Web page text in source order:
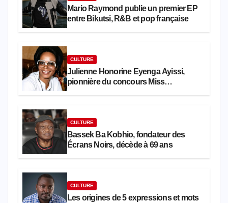
Mario Raymond publie un premier EP
entre Bikutsi, R&B et pop française
CULTURE
Julienne Honorine Eyenga Ayissi,
pionnière du concours Miss
CULTURE
Bassek Ba Kobhio, fondateur des
Écrans Noirs, décède à 69 ans
CULTURE
Les origines de 5 expressions et mots